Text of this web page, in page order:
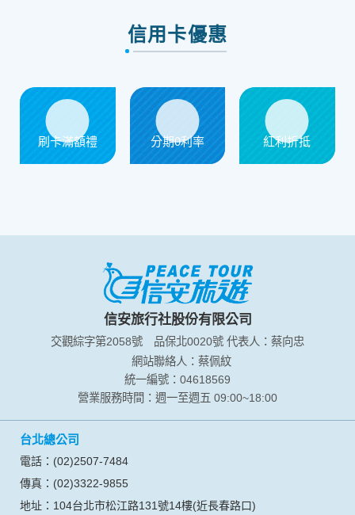
信用卡優惠
刷卡滿額禮 分期0利率 紅利折抵
信安旅行社股份有限公司
交觀綜字第2058號 品保北0020號 代表人：蔡向忠
網站聯絡人：蔡佩紋
統一編號：04618569
營業服務時間：週一至週五 09:00~18:00
台北總公司
電話：(02)2507-7484
傳真：(02)3322-9855
地址：104台北市松江路131號14樓(近長春路口)